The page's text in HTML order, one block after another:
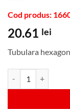
Cod produs:
20.61 lei
Tubulara